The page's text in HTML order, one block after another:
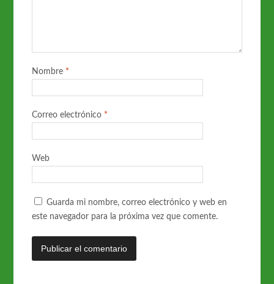
Nombre *
Correo electrónico *
Web
Guarda mi nombre, correo electrónico y web en
este navegador para la próxima vez que comente.